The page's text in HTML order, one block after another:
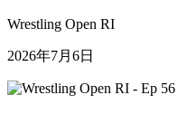
Wrestling Open RI
2026年7月6日